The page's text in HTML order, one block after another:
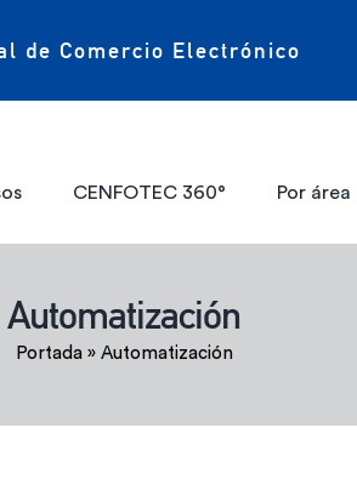
de Comercio Electrónico
CENFOTEC 360° Por área
Automatización
Portada» Automatización